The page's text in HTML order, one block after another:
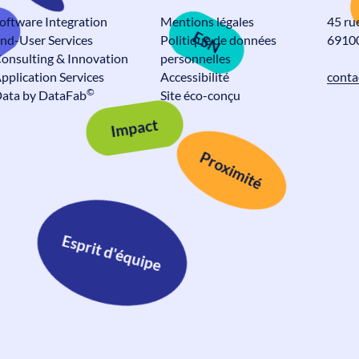
Alteca fête ses 30 ans
Actualités
Proximité
ESN
Esprit d'équipe
Impact
Integration
User Services
& Innovation
Services
by DataFab©
Mentions légales
Politique de données
personnelles
Accessibilité
Site éco-conçu
45